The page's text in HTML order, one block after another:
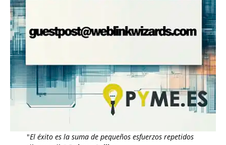
"El éxito es la suma de pequeños esfuerzos repetidos